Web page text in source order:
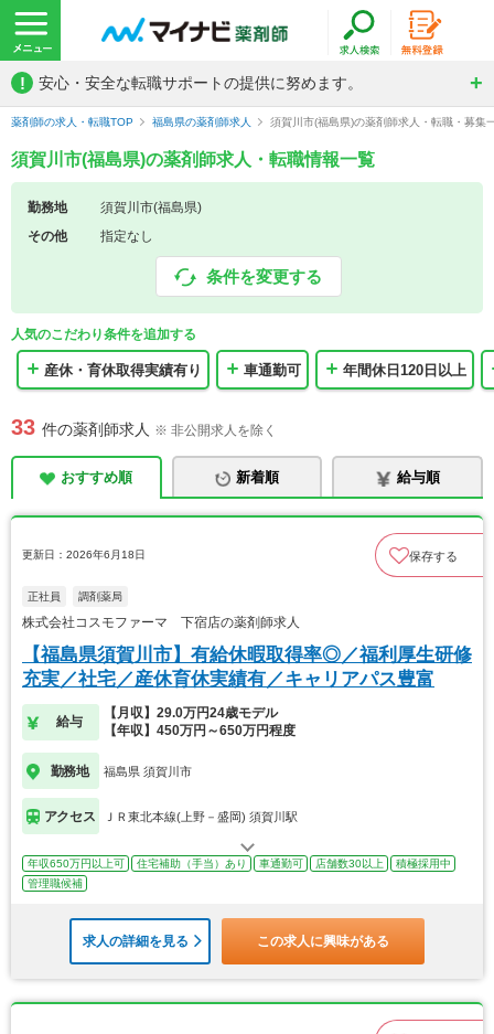
! 安心・安全な転職サポートの提供に努めます。
薬剤師の求人・転職TOP 福島県の薬剤師求人 須賀川市(福島県)の薬剤師求人・転職・募集
須賀川市(福島県)の薬剤師求人・転職情報一覧
勤務地
須賀川市(福島県)
その他
指定なし
条件を変更する
人気のこだわり条件を追加する
産休・育休取得実績有り 車通勤可 年間休日120日以上
33 件の薬剤師求人 ※ 非公開求人を除く
おすすめ順 新着順 給与順
更新日：2026年6月18日 保存する
正社員 調剤薬局
株式会社コスモファーマ 下宿店の薬剤師求人
【福島県須賀川市】有給休暇取得率◎／福利厚生研修
充実／社宅／産休育休実績有／キャリアパス豊富
給与
【月収】29.0万円24歳モデル
【年収】450万円～650万円程度
勤務地 福島県 須賀川市
アクセス ＪＲ東北本線(上野－盛岡) 須賀川駅
年収650万円以上可 住宅補助（手当）あり 車通勤可 店舗数30以上
積極採用中
管理職候補
求人の詳細を見る この求人に興味がある